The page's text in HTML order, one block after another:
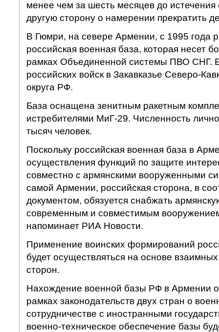
менее чем за шесть месяцев до истечения
другую сторону о намерении прекратить
В Гюмри, на севере Армении, с 1995 года
российская военная база, которая несет
рамках Объединенной системы ПВО СНГ.
российских войск в Закавказье Северо-
округа РФ.
База оснащена зенитным ракетным
истребителями МиГ-29. Численность
тысяч человек.
Поскольку российская военная база в
осуществления функций по защите
совместно с армянскими вооруженными
самой Армении, российская сторона, в
документом, обязуется снабжать
современным и совместимым
напоминает РИА Новости.
Применение воинских формирований
будет осуществляться на основе
сторон.
Нахождение военной базы РФ в Армении
рамках законодательств двух стран о
сотрудничестве с иностранными
военно-техническое обеспечение базы